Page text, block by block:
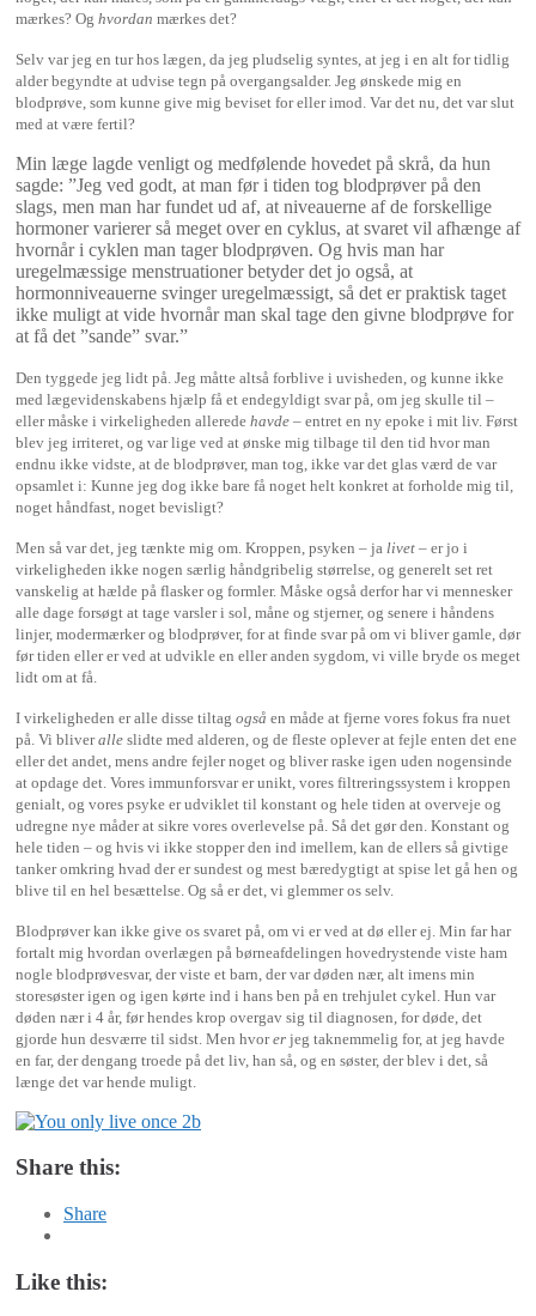
mærkes? Og hvordan mærkes det?
Selv var jeg en tur hos lægen, da jeg pludselig syntes, at jeg i en alt for tidlig
alder begyndte at udvise tegn på overgangsalder. Jeg ønskede mig en
blodprøve, som kunne give mig beviset for eller imod. Var det nu, det var slut
med at være fertil?
Min læge lagde venligt og medfølende hovedet på skrå, da hun
sagde: ”Jeg ved godt, at man før i tiden tog blodprøver på den
slags, men man har fundet ud af, at niveauerne af de forskellige
hormoner varierer så meget over en cyklus, at svaret vil afhænge af
hvornår i cyklen man tager blodprøven. Og hvis man har
uregelmæssige menstruationer betyder det jo også, at
hormonniveauerne svinger uregelmæssigt, så det er praktisk taget
ikke muligt at vide hvornår man skal tage den givne blodprøve for
at få det ”sande” svar.”
Den tyggede jeg lidt på. Jeg måtte altså forblive i uvisheden, og kunne ikke
med lægevidenskabens hjælp få et endegyldigt svar på, om jeg skulle til –
eller måske i virkeligheden allerede havde – entret en ny epoke i mit liv. Først
blev jeg irriteret, og var lige ved at ønske mig tilbage til den tid hvor man
endnu ikke vidste, at de blodprøver, man tog, ikke var det glas værd de var
opsamlet i: Kunne jeg dog ikke bare få noget helt konkret at forholde mig til,
noget håndfast, noget bevisligt?
Men så var det, jeg tænkte mig om. Kroppen, psyken – ja livet – er jo i
virkeligheden ikke nogen særlig håndgribelig størrelse, og generelt set ret
vanskelig at hælde på flasker og formler. Måske også derfor har vi mennesker
alle dage forsøgt at tage varsler i sol, måne og stjerner, og senere i håndens
linjer, modermærker og blodprøver, for at finde svar på om vi bliver gamle, dør
før tiden eller er ved at udvikle en eller anden sygdom, vi ville bryde os meget
lidt om at få.
I virkeligheden er alle disse tiltag også en måde at fjerne vores fokus fra nuet
på. Vi bliveralle slidte med alderen, og de fleste oplever at fejle enten det ene
eller det andet, mens andre fejler noget og bliver raske igen uden nogensinde
at opdage det. Vores immunforsvar er unikt, vores filtreringssystem i kroppen
genialt, og vores psyke er udviklet til konstant og hele tiden at overveje og
udregne nye måder at sikre vores overlevelse på. Så det gør den. Konstant og
hele tiden – og hvis vi ikke stopper den ind imellem, kan de ellers så givtige
tanker omkring hvad der er sundest og mest bæredygtigt at spise let gå hen og
blive til en hel besættelse. Og så er det, vi glemmer os selv.
Blodprøver kan ikke give os svaret på, om vi er ved at dø eller ej. Min far har
fortalt mig hvordan overlægen på børneafdelingen hovedrystende viste ham
nogle blodprøvesvar, der viste et barn, der var døden nær, alt imens min
storesøster igen og igen kørte ind i hans ben på en trehjulet cykel. Hun var
døden nær i 4 år, før hendes krop overgav sig til diagnosen, for døde, det
gjorde hun desværre til sidst. Men hvorer jeg taknemmelig for, at jeg havde
en far, der dengang troede på det liv, han så, og en søster, der blev i det, så
længe det var hende muligt.
Share this:
Share
Like this: